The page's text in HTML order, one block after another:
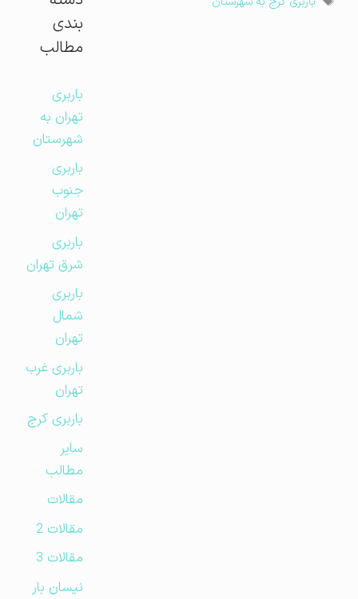
بندی
مطالب
باربری
تهران به
شهرستان
باربری
جنوب
تهران
باربری
شرق تهران
باربری
شمال
تهران
باربری غرب
تهران
باربری کرج
مطالب
مقالات
مقالات 2
مقالات 3
نیسان بار